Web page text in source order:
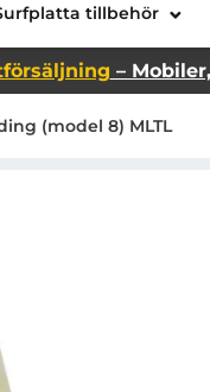
tillbehör
–
(model 8) MLTL